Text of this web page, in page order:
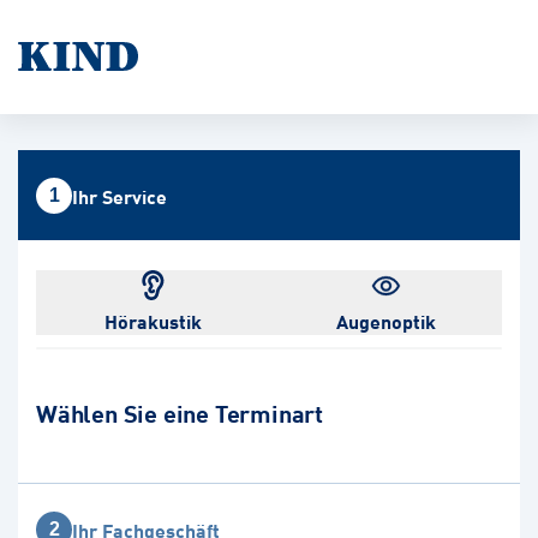
1 Ihr Service
Hörakustik Augenoptik
Wählen Sie eine Terminart
2 Ihr Fachgeschäft